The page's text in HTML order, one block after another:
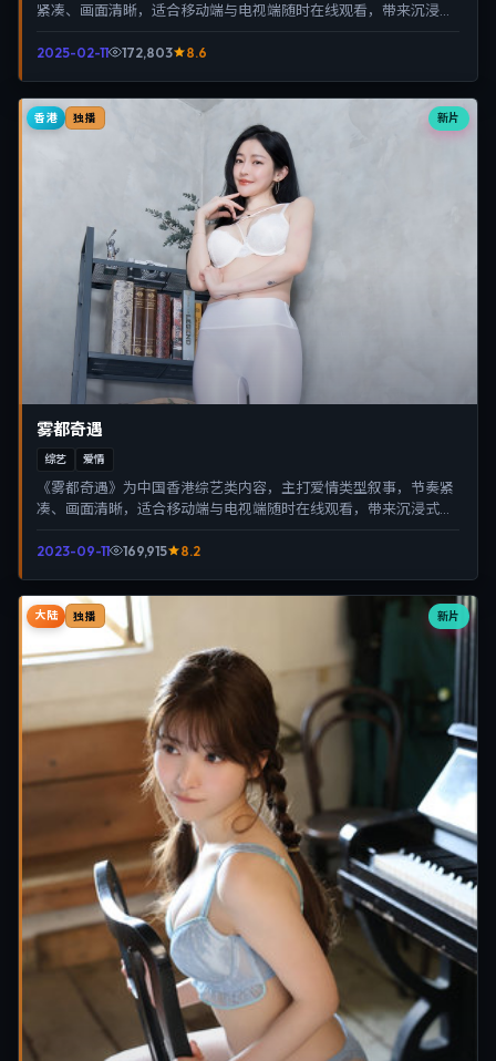
紧凑、画面清晰，适合移动端与电视端随时在线观看，带来沉浸式
2025-02-11 172,803 8.6
新片
香港 独播
雾都奇遇
综艺 爱情
《雾都奇遇》为中国香港综艺类内容，主打爱情类型叙事，节奏紧
凑、画面清晰，适合移动端与电视端随时在线观看，带来沉浸式视
2023-09-11 169,915 8.2
新片
大陆 独播